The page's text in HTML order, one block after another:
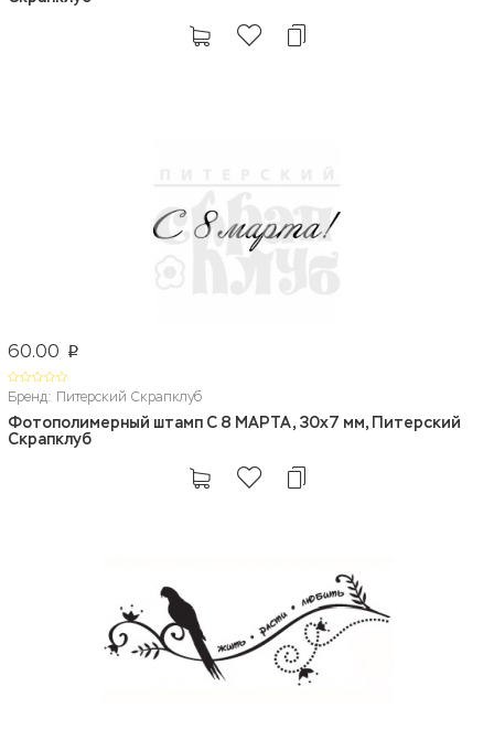
60.00 p
Бренд: Питерский Скрапклуб
Фотополимерный штамп С 8 МАРТА, 30х7 мм, Питерский
Скрапклуб